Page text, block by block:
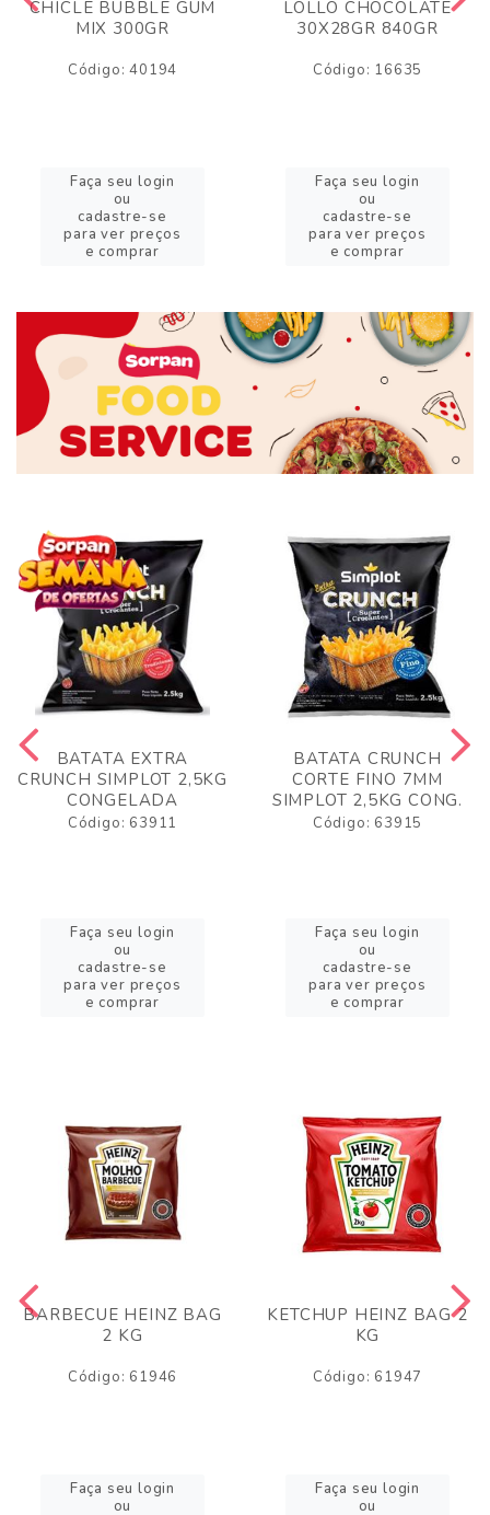
CHICLE BUBBLE GUM
MIX 300GR
Código: 40194
Faça seu login
ou
cadastre-se
para ver preços
e comprar
LOLLO CHOCOLATE
30X28GR 840GR
Código: 16635
Faça seu login
ou
cadastre-se
para ver preços
e comprar
BATATA EXTRA
CRUNCH SIMPLOT 2,5KG
CONGELADA
Código: 63911
Faça seu login
ou
cadastre-se
para ver preços
e comprar
BATATA CRUNCH
CORTE FINO 7MM
SIMPLOT 2,5KG CONG.
Código: 63915
Faça seu login
ou
cadastre-se
para ver preços
e comprar
BARBECUE HEINZ BAG
2 KG
Código: 61946
Faça seu login
ou
KETCHUP HEINZ BAG 2
KG
Código: 61947
Faça seu login
ou